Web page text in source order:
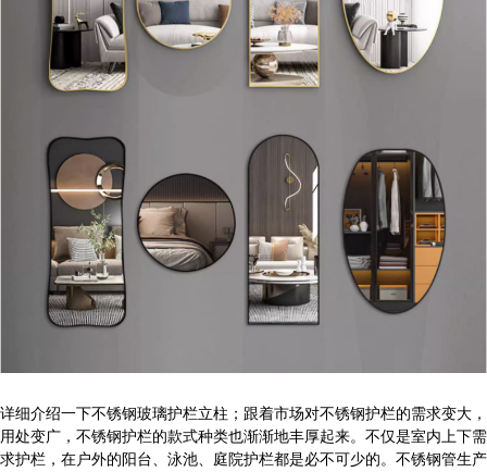
详细介绍一下不锈钢玻璃护栏立柱；跟着市场对不锈钢护栏的需求变大，
用处变广，不锈钢护栏的款式种类也渐渐地丰厚起来。不仅是室内上下需
求护栏，在户外的阳台、泳池、庭院护栏都是必不可少的。不锈钢管生产